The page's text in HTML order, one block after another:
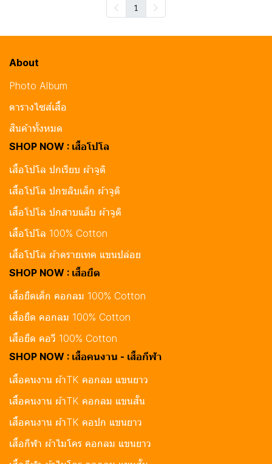
1
About
Photo Album
ตารางไซส์เสื้อ
สินค้าทั้งหมด
SHOP NOW : เสื้อโปโล
เสื้อโปโล ปกเรียบ ผ้าจูติ
เสื้อโปโล ปกขลิบเล็ก ผ้าจูติ
เสื้อโปโล ปกสาบแล็บ ผ้าจูติ
เสื้อโปโล 100% Cotton
เสื้อโปโล ผ้าดรายเทค แขนปล่อย
SHOP NOW : เสื้อยืด
เสื้อยืดเด็ก คอกลม 100% Cotton
เสื้อยืด คอกลม 100% Cotton
เสื้อยืด คอวี 100% Cotton
SHOP NOW : เสื้อคนงาน - เสื้อกีฬา
เสื้อคนงาน ผ้าTK คอกลม แขนยาว
เสื้อคนงาน ผ้าTK คอกลม แขนสั้น
เสื้อคนงาน ผ้าTK คอปก แขนยาว
เสื้อกีฬา ผ้าไมโคร คอกลม แขนยาว